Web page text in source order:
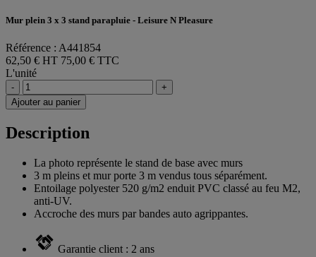
Mur plein 3 x 3 stand parapluie - Leisure N Pleasure
Référence : A441854
62,50 € HT 75,00 € TTC
L'unité
-
+
Ajouter au panier
Description
La photo représente le stand de base avec murs
3 m pleins et mur porte 3 m vendus tous séparément.
Entoilage polyester 520 g/m2 enduit PVC classé au feu M2,
anti-UV.
Accroche des murs par bandes auto agrippantes.
Garantie client : 2 ans